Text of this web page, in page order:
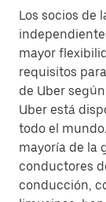
Los socios de
mayor
requisitos
de Uber
Uber está
todo el
mayoría de la
conductores
conducción,